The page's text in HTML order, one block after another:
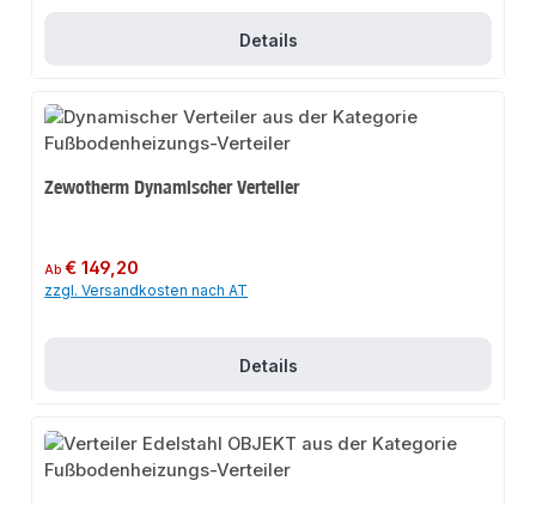
Details
Zewotherm Dynamischer Verteiler
Regulärer Preis:
Ab€ 149,20
zzgl. Versandkosten nach AT
Details